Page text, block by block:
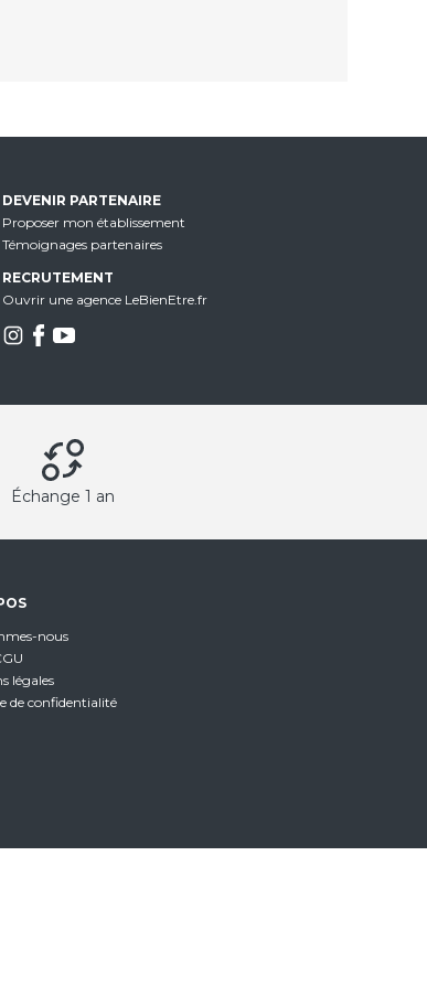
DEVENIR PARTENAIRE
Proposer mon établissement
Témoignages partenaires
RECRUTEMENT
Ouvrir une agence LeBienEtre.fr
Échange 1 an
nous
légales
de confidentialité